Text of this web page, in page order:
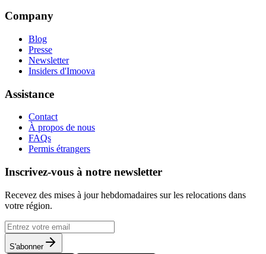
Company
Blog
Presse
Newsletter
Insiders d'Imoova
Assistance
Contact
À propos de nous
FAQs
Permis étrangers
Inscrivez-vous à notre newsletter
Recevez des mises à jour hebdomadaires sur les relocations dans
votre région.
S'abonner